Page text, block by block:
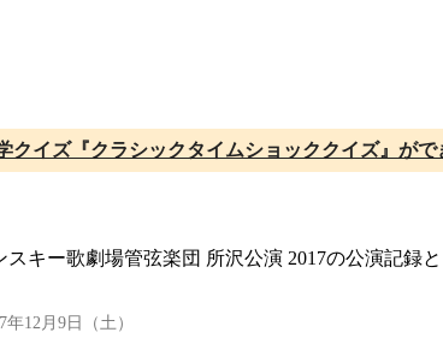
クイズ『クラシックタイムショッククイズ』がで
キー歌劇場管弦楽団 所沢公演 2017の公演記録
年12月9日（土）